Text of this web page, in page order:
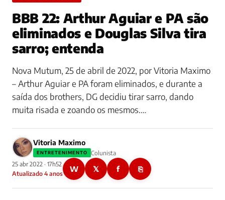
BBB 22: Arthur Aguiar e PA são
eliminados e Douglas Silva tira
sarro; entenda
Nova Mutum, 25 de abril de 2022, por Vitoria Maximo
– Arthur Aguiar e PA foram eliminados, e durante a
saída dos brothers, DG decidiu tirar sarro, dando
muita risada e zoando os mesmos.…
Vitoria Maximo
ENTRETENIMENTO
Colunista
25 abr 2022 · 17h52
Atualizado 4 anos
W 𝕏 f ⎘